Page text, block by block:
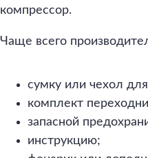
компрессор.
Чаще всего
сумку или чехол
комплект
запасной
инструкцию;